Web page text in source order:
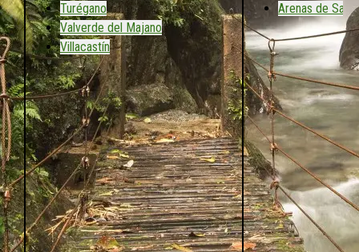
Turégano
Valverde del Majano
Villacastín
Arenas de San